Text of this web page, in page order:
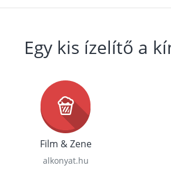
Egy kis ízelítő a
Film & Zene
alkonyat.hu